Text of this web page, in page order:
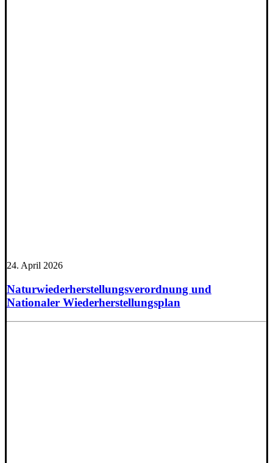
24. April 2026
Naturwiederherstellungsverordnung und
Nationaler Wiederherstellungsplan